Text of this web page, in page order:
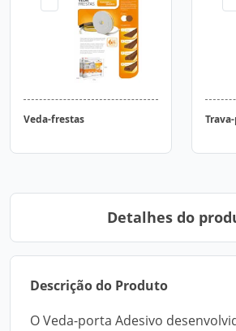
Veda-frestas
Detalhes do
Descrição do Produto
O Veda-porta Adesivo